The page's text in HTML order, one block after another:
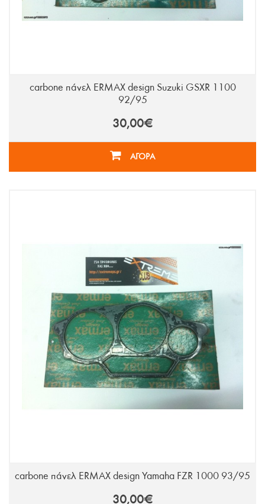
carbone πάνελ ERMAX design Suzuki GSXR 1100
92/95
30,00€
ΑΓΟΡΑ
carbone πάνελ ERMAX design Yamaha FZR 1000 93/95
30,00€